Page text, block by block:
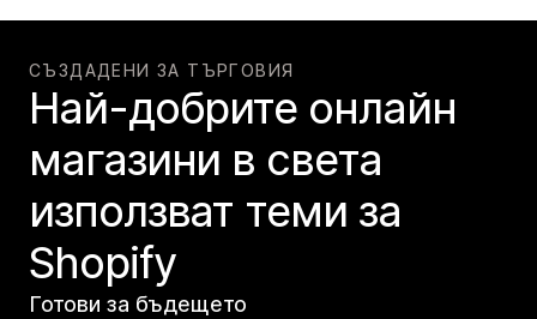
СЪЗДАДЕНИ ЗА ТЪРГОВИЯ
Най-добрите онлайн
магазини в света
използват теми за
Shopify
Готови за бъдещето